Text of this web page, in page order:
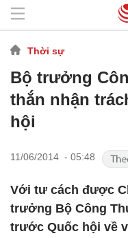
Thời sự
Bộ trưởng
thắn nhận
hội
11/06/2014 - 05:48
Với tư cách được
trưởng Bộ Công
trước Quốc hội về